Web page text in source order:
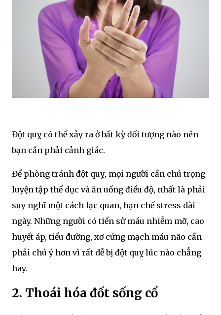
Đột quỵ có thể xảy ra ở bất kỳ đối tượng nào nên
bạn cần phải cảnh giác.
Để phòng tránh đột quỵ, mọi người cần chú trọng
luyện tập thể dục và ăn uống điều độ, nhất là phải
suy nghĩ một cách lạc quan, hạn chế stress dài
ngày. Những người có tiền sử máu nhiễm mỡ, cao
huyết áp, tiểu đường, xơ cứng mạch máu não cần
phải chú ý hơn vì rất dễ bị đột quỵ lúc nào chẳng
hay.
2. Thoái hóa đốt sống cổ